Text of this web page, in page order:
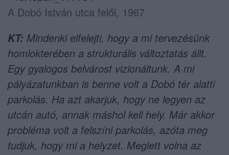
A Dobó István utca felől, 1967
KT: Mindenki elfelejti, hogy a mi tervezésünk
homlokterében a strukturális változtatás állt.
Egy gyalogos belvárost vizionáltunk. A mi
pályázatunkban is benne volt a Dobó tér alatti
parkolás. Ha azt akarjuk, hogy ne legyen az
utcán autó, annak máshol kell hely. Már akkor
probléma volt a felszíni parkolás, azóta meg
tudjuk, hogy mi a helyzet. Meglett volna az